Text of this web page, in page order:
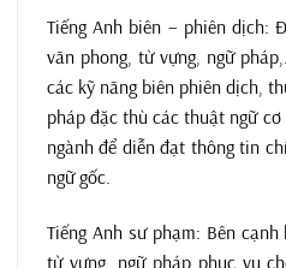
Tiếng Anh biên – phiên dịch:
văn phong, từ vựng, ngữ
các kỹ năng biên phiên dịch,
pháp đặc thù các thuật ngữ
ngành để diễn đạt thông tin
ngữ gốc.
Tiếng Anh sư phạm: Bên
từ vựng, ngữ pháp phục vụ